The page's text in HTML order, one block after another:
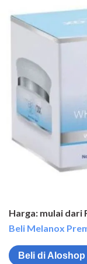
Harga: mulai dari
Beli Melanox
Beli di Aloshop